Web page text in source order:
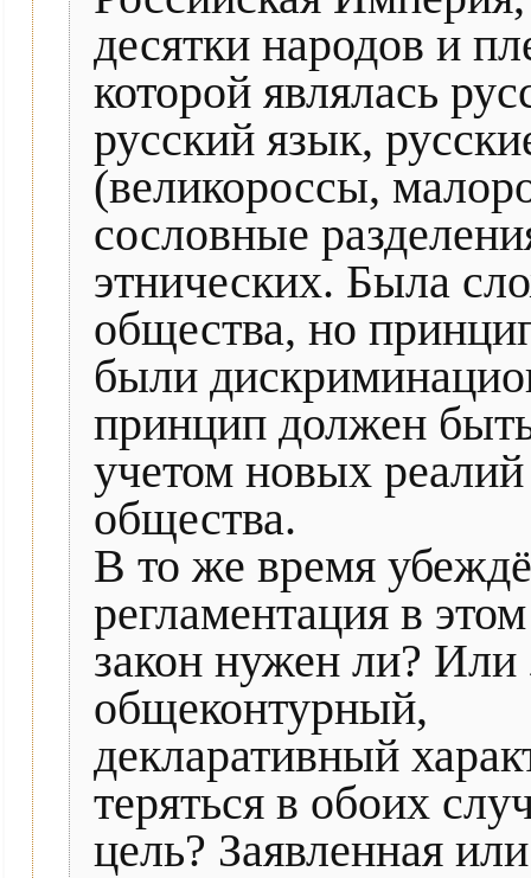
десятки народов и
которой являлась
русский язык,
(великороссы,
сословные
этнических. Была
общества, но
были
принцип должен
учетом новых
общества.
В то же время
регламентация в
закон нужен ли? Или
общеконтурный,
декларативный
теряться в обоих
цель? Заявленная